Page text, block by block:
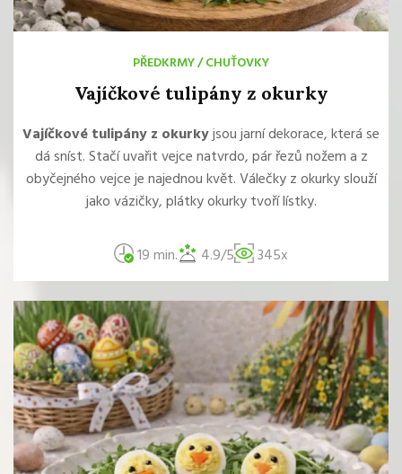
PŘEDKRMY/CHUŤOVKY
Vajíčkové tulipány z okurky
Vajíčkové tulipány z okurkyjsou jarní dekorace, která se
dá sníst. Stačí uvařit vejce natvrdo, pár řezů nožem a z
obyčejného vejce je najednou květ. Válečky z okurky slouží
jako vázičky, plátky okurky tvoří lístky.
19 min. 4.9/5 345x